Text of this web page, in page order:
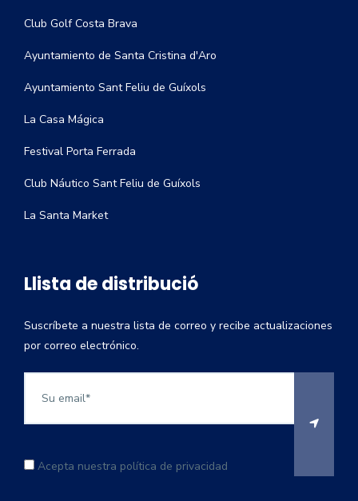
Club Golf Costa Brava
Ayuntamiento de Santa Cristina d'Aro
Ayuntamiento Sant Feliu de Guíxols
La Casa Mágica
Festival Porta Ferrada
Club Náutico Sant Feliu de Guíxols
La Santa Market
Llista de distribució
Suscríbete a nuestra lista de correo y recibe actualizaciones
por correo electrónico.
Acepta nuestra política de privacidad